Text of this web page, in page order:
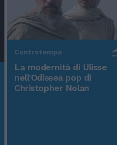
Controtempo
La modernità di Ulisse
nell'Odissea pop di
Christopher Nolan